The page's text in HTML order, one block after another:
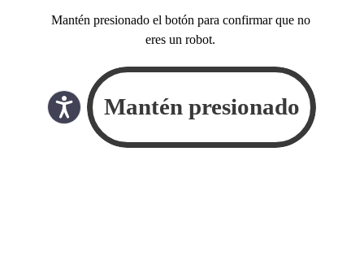
Mantén presionado el botón para confirmar que no
eres un robot.